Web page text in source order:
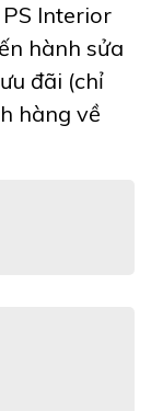
Interior
hành sửa
đãi (chỉ
hàng về